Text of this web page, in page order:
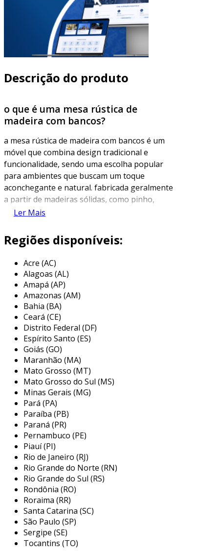
Descrição do produto
o que é uma mesa rústica de
madeira com bancos?
a mesa rústica de madeira com bancos é um
móvel que combina design tradicional e
funcionalidade, sendo uma escolha popular
para ambientes que buscam um toque
aconchegante e natural. fabricada geralmente
a partir de madeiras sólidas, como pinho,
eucalipto ou madeira de demolição, essa mesa
que acrescenta à decoração, seja em áreas
internas ou externas.
o estilo rústico é caracterizado por linhas
simples e acabamentos que preservam as
imperfeições naturais da madeira, como nós e
texturas. esse aspecto traz um senso de
acolhimento ao ambiente, tornando-o ideal
para reuniões familiares, jantares ao ar livre ou
simplesmente para desfrutar de momentos de
lazer. além disso, a mesa costuma ser
acompanhada por bancos também de madeira,
proporcionando um conjunto harmonioso e
convidativo.
principais aplicações de mesas
rústicas de madeira com bancos
as mesas rústicas de madeira com bancos são
extremamente versáteis e podem ser utilizadas
em uma variedade de ambientes. sua aparência
acolhedora e estética única as tornam
adequadas para diferentes configurações.
entre as principais aplicações, destacam-se:
jardins e varandas:
externas, onde proporcionam um lugar
agradável para refeições ao ar livre,
momentos de descanso ou socialização
Ler Mais
Regiões disponíveis:
Acre (AC)
Alagoas (AL)
Amapá (AP)
Amazonas (AM)
Bahia (BA)
Ceará (CE)
Distrito Federal (DF)
Espírito Santo (ES)
Goiás (GO)
Maranhão (MA)
Mato Grosso (MT)
Mato Grosso do Sul (MS)
Minas Gerais (MG)
Pará (PA)
Paraíba (PB)
Paraná (PR)
Pernambuco (PE)
Piauí (PI)
Rio de Janeiro (RJ)
Rio Grande do Norte (RN)
Rio Grande do Sul (RS)
Rondônia (RO)
Roraima (RR)
Santa Catarina (SC)
São Paulo (SP)
Sergipe (SE)
Tocantins (TO)